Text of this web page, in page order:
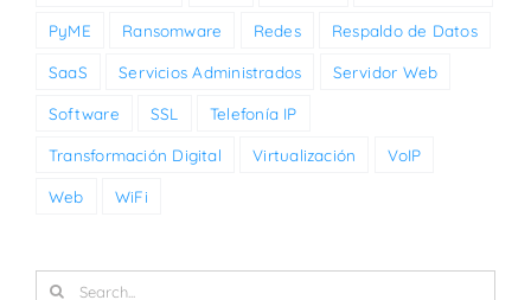
PyME Ransomware Redes Respaldo de Datos
SaaS Servicios Administrados Servidor Web
Software SSL Telefonía IP
Transformación Digital Virtualización VoIP
Web WiFi
Search